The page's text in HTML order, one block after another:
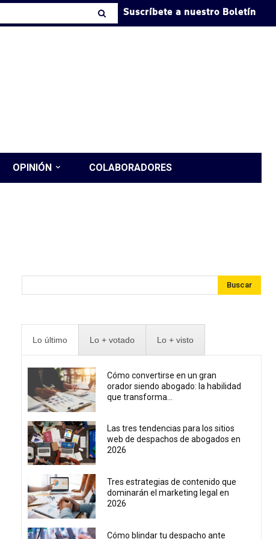
Suscríbete a nuestro Boletín
OPINIÓN COLABORADORES
Buscar
Lo último Lo + votado Lo + visto
Cómo convertirse en un gran
orador siendo abogado: la habilidad
que transforma...
Las tres tendencias para los sitios
web de despachos de abogados en
2026
Tres estrategias de contenido que
dominarán el marketing legal en
2026
Cómo blindar tu despacho ante